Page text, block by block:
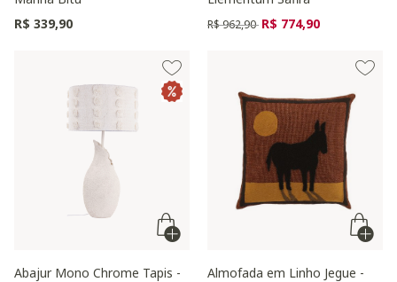
R$ 339,90
Preço reduzido de
R$ 962,90 para
R$ 774,90
Abajur Mono Chrome Tapis -
Almofada em Linho Jegue -